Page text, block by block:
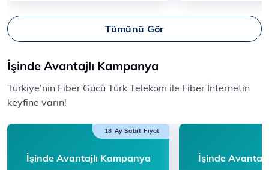
Tümünü Gör
İşinde Avantajlı Kampanya
​​Türkiye’nin Fiber Gücü Türk Telekom ile F​iber İnternetin
keyfine varın!​​​​
18 Ay Sabit Fiyat
İşinde Avantajlı Kampanya İşinde